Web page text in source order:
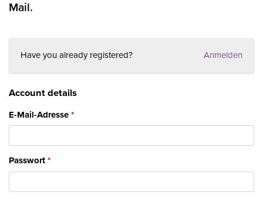
Mail.
Have you already registered? Anmelden
Account details
E-Mail-Adresse
Passwort